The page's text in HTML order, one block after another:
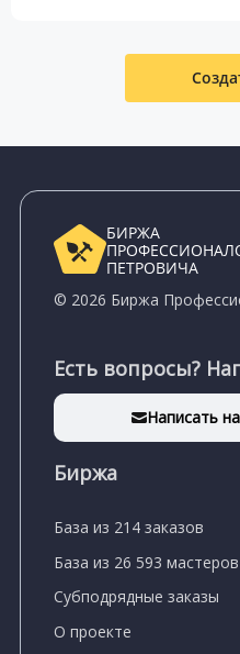
БИРЖА
ПЕТРОВИЧА
© 2026 Биржа
Есть вопросы?
Написать
Биржа
База из 214 заказов
База из 26 593 мастеров
Субподрядные заказы
О проекте